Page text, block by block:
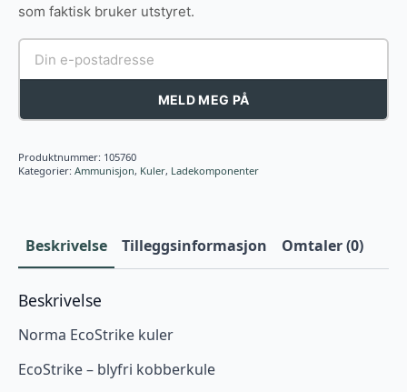
som faktisk bruker utstyret.
MELD MEG PÅ
Produktnummer: 105760
Kategorier: Ammunisjon, Kuler, Ladekomponenter
Beskrivelse Tilleggsinformasjon Omtaler (0)
Beskrivelse
Norma EcoStrike kuler
EcoStrike – blyfri kobberkule